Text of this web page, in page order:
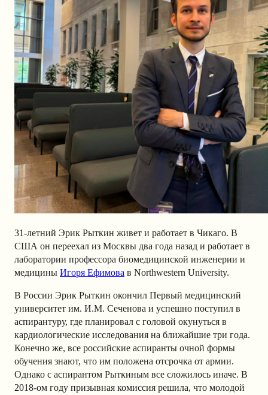
31-летний Эрик Рыткин живет и работает в Чикаго. В
США он переехал из Москвы два года назад и работает в
лаборатории профессора биомедицинской инженерии и
медицины Игоря Ефимова в Northwestern University.
В России Эрик Рыткин окончил Первый медицинский
университет им. И.М. Сеченова и успешно поступил в
аспирантуру, где планировал с головой окунуться в
кардиологические исследования на ближайшие три года.
Конечно же, все российские аспиранты очной формы
обучения знают, что им положена отсрочка от армии.
Однако с аспирантом Рыткиным все сложилось иначе. В
2018-ом году призывная комиссия решила, что молодой